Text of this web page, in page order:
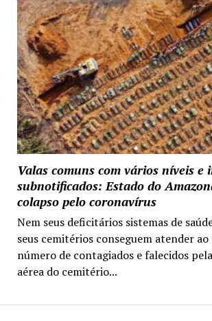
Valas comuns com vários níveis e
subnotificados: Estado do
colapso pelo coronavírus
Nem seus deficitários sistemas de
seus cemitérios conseguem atender
número de contagiados e falecidos
aérea do cemitério...